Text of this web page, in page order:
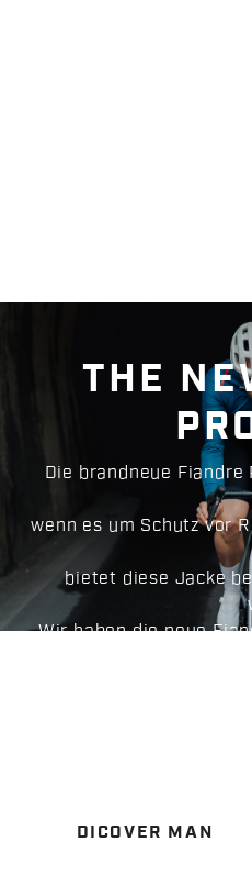
THE
Die brandneue
wenn es um Schutz vor
bietet diese Jacke
Wir haben die neue
DICOVER MAN